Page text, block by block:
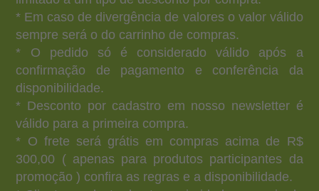
* Em caso de divergência de valores o valor válido
sempre será o do carrinho de compras.
* O pedido só é considerado válido após a
confirmação de pagamento e conferência da
disponibilidade.
* Desconto por cadastro em nosso newsletter é
válido para a primeira compra.
* O frete será grátis em compras acima de R$
300,00 ( apenas para produtos participantes da
promoção ) confira as regras e a disponibilidade.